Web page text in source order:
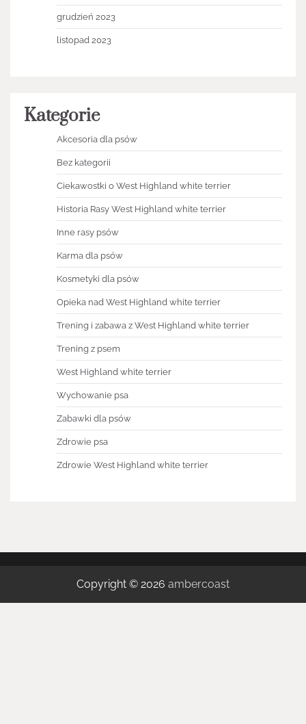
grudzień 2023
listopad 2023
Kategorie
Akcesoria dla psów
Bez kategorii
Ciekawostki o West Highland white terrier
Historia Rasy West Highland white terrier
Inne rasy psów
Karma dla psów
Kosmetyki dla psów
Opieka nad West Highland white terrier
Trening i zabawa z West Highland white terrier
Trening z psem
West Highland white terrier
Wychowanie psa
Zabawki dla psów
Zdrowie psa
Zdrowie West Highland white terrier
Copyright © 2026 ambercoast